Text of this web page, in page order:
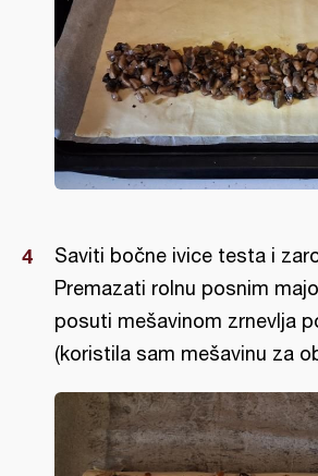
Saviti bočne ivice testa i
Premazati rolnu posnim
posuti mešavinom zrnevlja
(koristila sam mešavinu za